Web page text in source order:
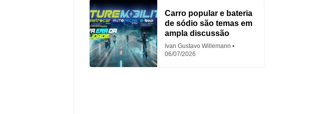
Carro popular e bateria
de sódio são temas em
ampla discussão
Ivan Gustavo Willemann
06/07/2026